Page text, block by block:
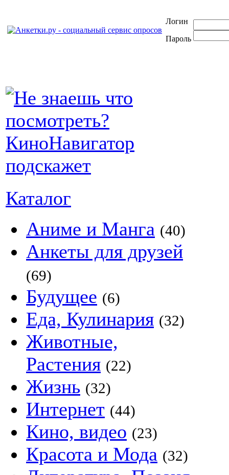
Логин
Пароль
Каталог
Аниме и Манга (40)
Анкеты для друзей
(69)
Будущее (6)
Еда, Кулинария (32)
Животные,
Растения (22)
Жизнь (32)
Интернет (44)
Кино, видео (23)
Красота и Мода (32)